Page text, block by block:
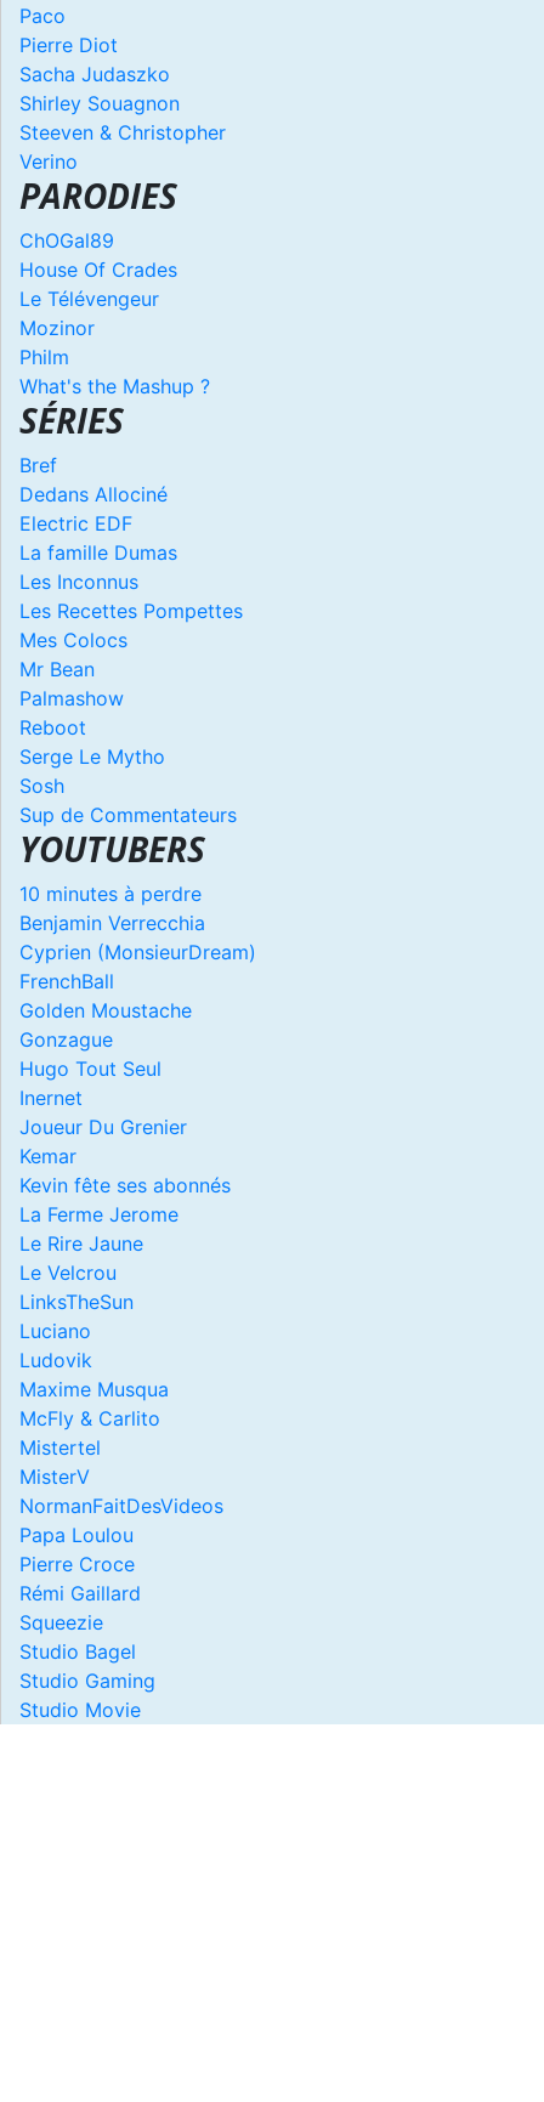
Paco
Pierre Diot
Sacha Judaszko
Shirley Souagnon
Steeven & Christopher
Verino
PARODIES
ChOGal89
House Of Crades
Le Télévengeur
Mozinor
Philm
What's the Mashup ?
SÉRIES
Bref
Dedans Allociné
Electric EDF
La famille Dumas
Les Inconnus
Les Recettes Pompettes
Mes Colocs
Mr Bean
Palmashow
Reboot
Serge Le Mytho
Sosh
Sup de Commentateurs
YOUTUBERS
10 minutes à perdre
Benjamin Verrecchia
Cyprien (MonsieurDream)
FrenchBall
Golden Moustache
Gonzague
Hugo Tout Seul
Inernet
Joueur Du Grenier
Kemar
Kevin fête ses abonnés
La Ferme Jerome
Le Rire Jaune
Le Velcrou
LinksTheSun
Luciano
Ludovik
Maxime Musqua
McFly & Carlito
Mistertel
MisterV
NormanFaitDesVideos
Papa Loulou
Pierre Croce
Rémi Gaillard
Squeezie
Studio Bagel
Studio Gaming
Studio Movie